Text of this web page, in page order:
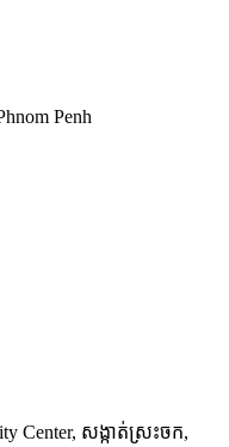
Penh
Center, សង្កាត់ស្រះចក,